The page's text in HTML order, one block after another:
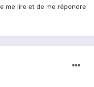
me lire et de me répondre